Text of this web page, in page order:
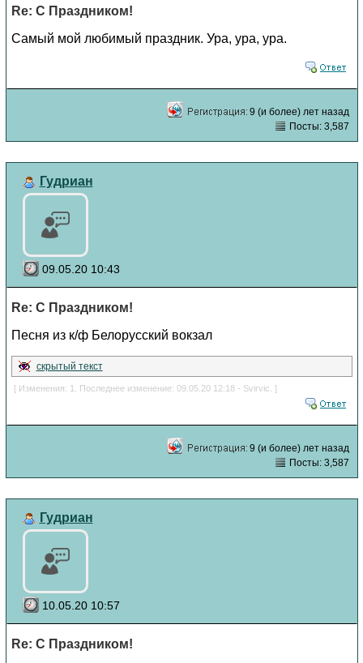
Re: С Праздником!
Самый мой любимый праздник. Ура, ура, ура.
9 (и более) лет назад
Посты: 3,587
Гудриан
09.05.20 10:43
Re: С Праздником!
Песня из к/ф Белорусский вокзал
скрытый текст
[ Изменения: 1. Последнее изменение: 09.05.20 12:18 - Svirvic. ]
9 (и более) лет назад
Посты: 3,587
Гудриан
10.05.20 10:57
Re: С Праздником!